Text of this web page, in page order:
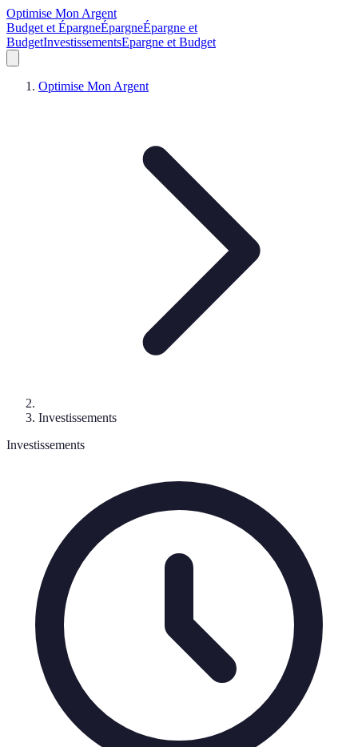
Optimise Mon Argent
Budget et ÉpargneÉpargneÉpargne et
BudgetInvestissementsEpargne et Budget
Optimise Mon Argent
Investissements
Investissements